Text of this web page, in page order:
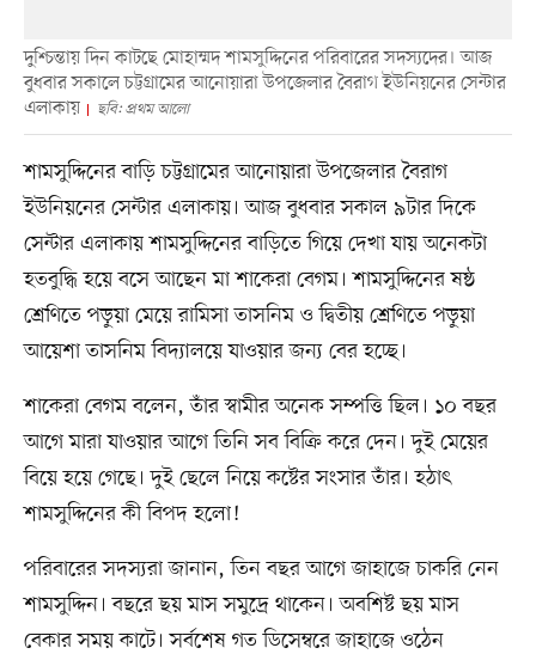
দুশ্চিন্তায় দিন কাটছে মোহাম্মদ শামসুদ্দিনের পরিবারের সদস্যদের। আজ
বুধবার সকালে চট্টগ্রামের আনোয়ারা উপজেলার বৈরাগ ইউনিয়নের সেন্টার
এলাকায়
ছবি: প্রথম আলো
শামসুদ্দিনের বাড়ি চট্টগ্রামের আনোয়ারা উপজেলার বৈরাগ
ইউনিয়নের সেন্টার এলাকায়। আজ বুধবার সকাল ৯টার দিকে
সেন্টার এলাকায় শামসুদ্দিনের বাড়িতে গিয়ে দেখা যায় অনেকটা
হতবুদ্ধি হয়ে বসে আছেন মা শাকেরা বেগম। শামসুদ্দিনের ষষ্ঠ
শ্রেণিতে পড়ুয়া মেয়ে রামিসা তাসনিম ও দ্বিতীয় শ্রেণিতে পড়ুয়া
আয়েশা তাসনিম বিদ্যালয়ে যাওয়ার জন্য বের হচ্ছে।
শাকেরা বেগম বলেন, তাঁর স্বামীর অনেক সম্পত্তি ছিল। ১০ বছর
আগে মারা যাওয়ার আগে তিনি সব বিক্রি করে দেন। দুই মেয়ের
বিয়ে হয়ে গেছে। দুই ছেলে নিয়ে কষ্টের সংসার তাঁর। হঠাৎ
শামসুদ্দিনের কী বিপদ হলো!
পরিবারের সদস্যরা জানান, তিন বছর আগে জাহাজে চাকরি নেন
শামসুদ্দিন। বছরে ছয় মাস সমুদ্রে থাকেন। অবশিষ্ট ছয় মাস
বেকার সময় কাটে। সর্বশেষ গত ডিসেম্বরে জাহাজে ওঠেন